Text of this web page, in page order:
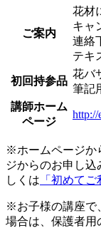
ご案内
花材
キャ
連絡
テキ
初回持参品
花バ
筆記
講師ホーム
ページ
http://
※ホームページか
ジからのお申し
しくは 「初めてご
※お子様の講座で
場合は、保護者用